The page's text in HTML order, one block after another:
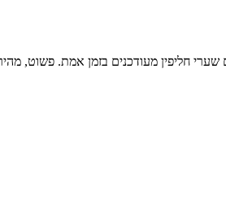
חליפין מעודכנים בזמן אמת. פשוט,